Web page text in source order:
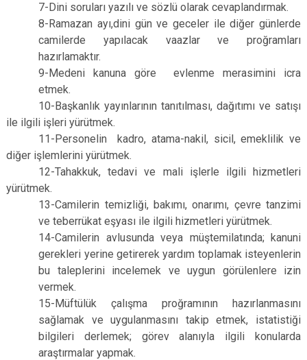
7-Dini soruları yazılı ve sözlü olarak cevaplandırmak.
8-Ramazan ayı,dini gün ve geceler ile diğer günlerde
camilerde yapılacak vaazlar ve proğramları
hazırlamaktır.
9-Medeni kanuna göre evlenme merasimini icra
etmek.
10-Başkanlık yayınlarının tanıtılması, dağıtımı ve satışı
ile ilgili işleri yürütmek.
11-Personelin kadro, atama-nakil, sicil, emeklilik ve
diğer işlemlerini yürütmek.
12-Tahakkuk, tedavi ve mali işlerle ilgili hizmetleri
yürütmek.
13-Camilerin temizliği, bakımı, onarımı, çevre tanzimi
ve teberrükat eşyası ile ilgili hizmetleri yürütmek.
14-Camilerin avlusunda veya müştemilatında; kanuni
gerekleri yerine getirerek yardım toplamak isteyenlerin
bu taleplerini incelemek ve uygun görülenlere izin
vermek.
15-Müftülük çalışma proğramının hazırlanmasını
sağlamak ve uygulanmasını takip etmek, istatistiği
bilgileri derlemek; görev alanıyla ilgili konularda
araştırmalar yapmak.